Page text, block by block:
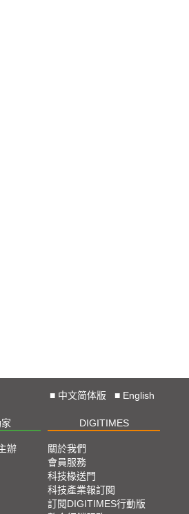
■ 中文简体版 ■ English
DIGITIMES
辦
關於我們
會員服務
科技椽送門
科技產業報訂閱
訂閱DIGITIMES行動版